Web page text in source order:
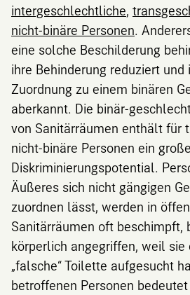
intergeschlechtliche,
nicht-binäre Personen.
eine solche Beschilderung
ihre Behinderung reduziert und
Zuordnung zu einem binären
aberkannt. Die binär-
von Sanitärräumen enthält für
nicht-binäre Personen ein
Diskriminierungspotential.
Äußeres sich nicht gängigen
zuordnen lässt, werden in
Sanitärräumen oft beschimpft,
körperlich angegriffen, weil
„falsche“ Toilette aufgesucht
betroffenen Personen